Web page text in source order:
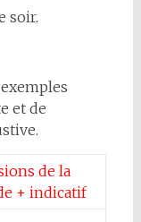
soir.
et de
de la
+ indicatif